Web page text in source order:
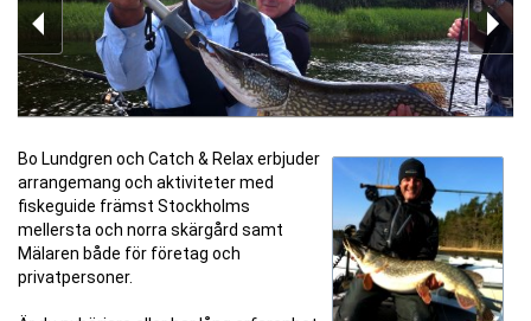
Bo Lundgren och Catch & Relax erbjuder
arrangemang och aktiviteter med
fiskeguide främst Stockholms
mellersta och norra skärgård samt
Mälaren både för företag och
privatpersoner.